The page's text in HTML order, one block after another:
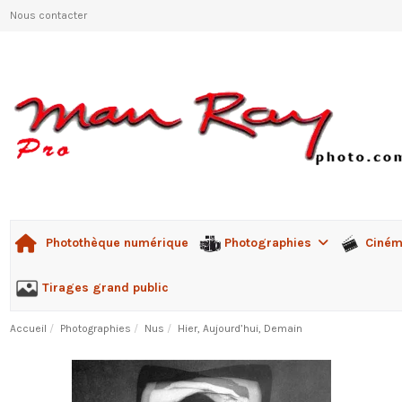
Nous contacter
Photothèque numérique Photographies
Tirages grand public
Accueil Photographies Nus Hier, Aujourd’hui, Demain